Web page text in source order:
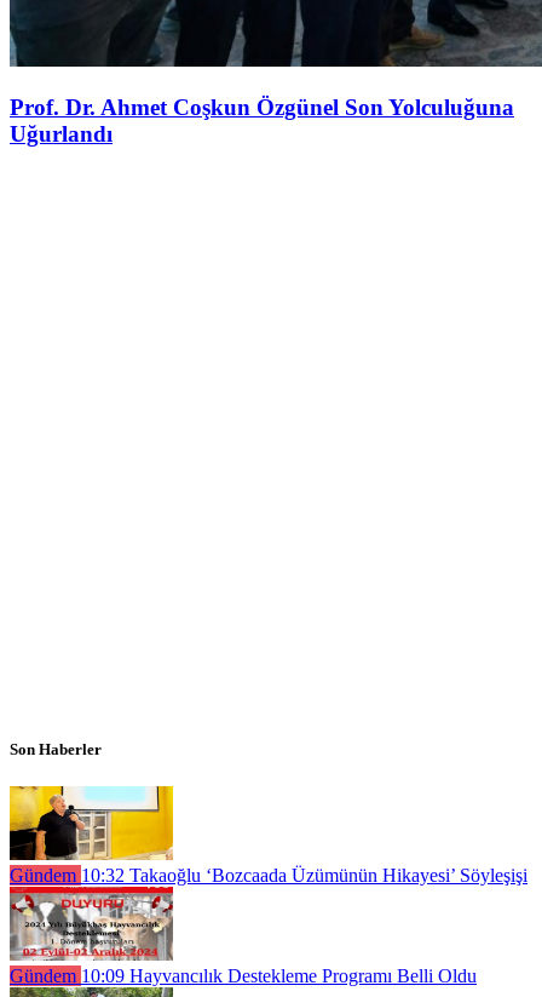
Prof. Dr. Ahmet Coşkun Özgünel Son Yolculuğuna
Uğurlandı
Son Haberler
Gündem 10:32 Takaoğlu ‘Bozcaada Üzümünün Hikayesi’ Söyleşişi
Gündem 10:09 Hayvancılık Destekleme Programı Belli Oldu